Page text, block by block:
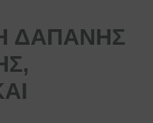
ΔΑΠΑΝΗΣ